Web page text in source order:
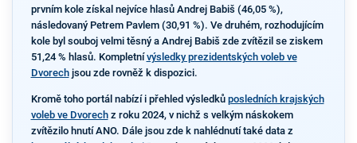
prvním kole získal nejvíce hlasů Andrej Babiš (46,05 %),
následovaný Petrem Pavlem (30,91 %). Ve druhém, rozhodujícím
kole byl souboj velmi těsný a Andrej Babiš zde zvítězil se ziskem
51,24 % hlasů. Kompletnívýsledky prezidentských voleb ve
Dvorechjsou zde rovněž k dispozici.
Kromě toho portál nabízí i přehled výsledků posledních krajských
voleb ve Dvorechz roku 2024, v nichž s velkým náskokem
zvítězilo hnutí ANO. Dále jsou zde k nahlédnutí také data z